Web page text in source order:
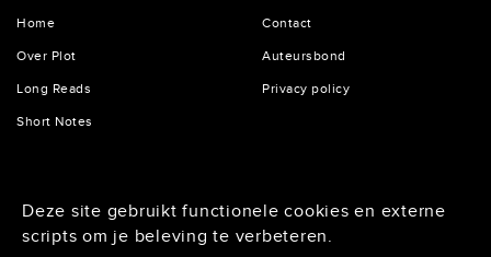
Deze site gebruikt functionele cookies en externe
scripts om je beleving te verbeteren.
Home
Over Plot
Long Reads
Short Notes
Contact
Auteursbond
Privacy policy
1075 HH Amsterdam
020 - 6234296